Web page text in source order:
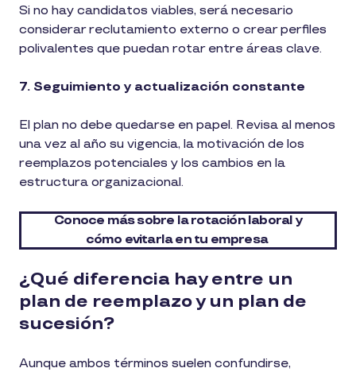
Si no hay candidatos viables, será necesario
considerar reclutamiento externo o crear perfiles
polivalentes que puedan rotar entre áreas clave.
7. Seguimiento y actualización constante
El plan no debe quedarse en papel. Revisa al menos
una vez al año su vigencia, la motivación de los
reemplazos potenciales y los cambios en la
estructura organizacional.
Conoce más sobre la rotación laboral y
cómo evitarla en tu empresa
¿Qué diferencia hay entre un
plan de reemplazo y un plan de
sucesión?
Aunque ambos términos suelen confundirse,